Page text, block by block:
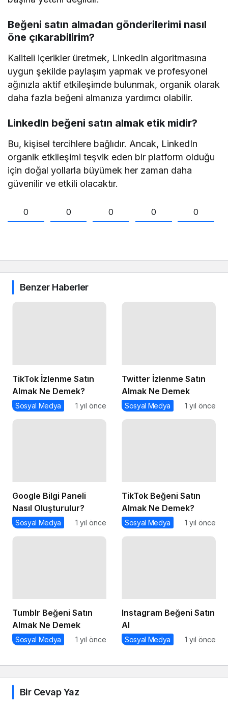
Beğeni satın almadan gönderilerimi nasıl
öne çıkarabilirim?
Kaliteli içerikler üretmek, LinkedIn algoritmasına
uygun şekilde paylaşım yapmak ve profesyonel
ağınızla aktif etkileşimde bulunmak, organik olarak
daha fazla beğeni almanıza yardımcı olabilir.
LinkedIn beğeni satın almak etik midir?
Bu, kişisel tercihlere bağlıdır. Ancak, LinkedIn
organik etkileşimi teşvik eden bir platform olduğu
için doğal yollarla büyümek her zaman daha
güvenilir ve etkili olacaktır.
0 0 0 0 0
Benzer Haberler
TikTok İzlenme Satın
Almak Ne Demek?
Sosyal Medya 1 yıl önce
Twitter İzlenme Satın
Almak Ne Demek
Sosyal Medya 1 yıl önce
Google Bilgi Paneli
Nasıl Oluşturulur?
Sosyal Medya 1 yıl önce
TikTok Beğeni Satın
Almak Ne Demek?
Sosyal Medya 1 yıl önce
Tumblr Beğeni Satın
Almak Ne Demek
Sosyal Medya 1 yıl önce
Instagram Beğeni Satın
Al
Sosyal Medya 1 yıl önce
Bir Cevap Yaz